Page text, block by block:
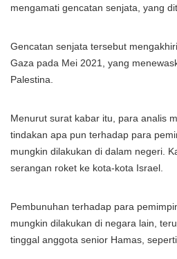
mengamati gencatan senjata, yang
Gencatan senjata tersebut
Gaza pada Mei 2021, yang
Palestina.
Menurut surat kabar itu, para analis
tindakan apa pun terhadap para
mungkin dilakukan di dalam negeri.
serangan roket ke kota-kota Israel.
Pembunuhan terhadap para
mungkin dilakukan di negara lain,
tinggal anggota senior Hamas,